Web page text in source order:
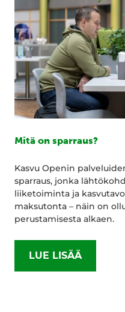
Mitä on sparraus?
Kasvu Openin
sparraus, jonka
liiketoiminta ja
maksutonta – näin on
perustamisesta alkaen.
LUE LISÄÄ